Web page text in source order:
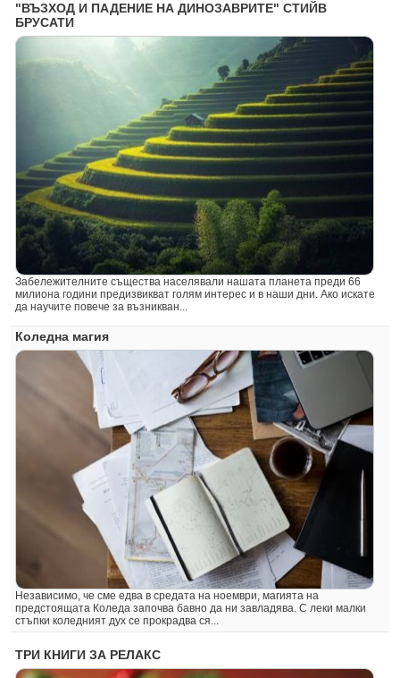
"ВЪЗХОД И ПАДЕНИЕ НА ДИНОЗАВРИТЕ" СТИЙВ
БРУСАТИ
Забележителните същества населявали нашата планета преди 66
милиона години предизвикват голям интерес и в наши дни. Ако искате
да научите повече за възникван...
Коледна магия
Независимо, че сме едва в средата на ноември, магията на
предстоящата Коледа започва бавно да ни завладява. С леки малки
стъпки коледният дух се прокрадва ся...
ТРИ КНИГИ ЗА РЕЛАКС